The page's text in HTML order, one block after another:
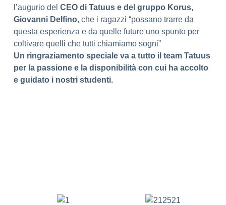
l’augurio del CEO di Tatuus e del gruppo Korus,
Giovanni Delfino, che i ragazzi “possano trarre da
questa esperienza e da quelle future uno spunto per
coltivare quelli che tutti chiamiamo sogni”
Un ringraziamento speciale va a tutto il team Tatuus
per la passione e la disponibilità con cui ha accolto
e guidato i nostri studenti.